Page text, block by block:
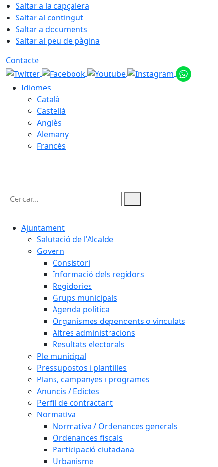
Saltar a la capçalera
Saltar al contingut
Saltar a documents
Saltar al peu de pàgina
Contacte
Idiomes
Català
Castellà
Anglès
Alemany
Francès
Cercar:
Ajuntament
Salutació de l'Alcalde
Govern
Consistori
Informació dels regidors
Regidories
Grups municipals
Agenda política
Organismes dependents o vinculats
Altres administracions
Resultats electorals
Ple municipal
Pressupostos i plantilles
Plans, campanyes i programes
Anuncis / Edictes
Perfil de contractant
Normativa
Normativa / Ordenances generals
Ordenances fiscals
Participació ciutadana
Urbanisme